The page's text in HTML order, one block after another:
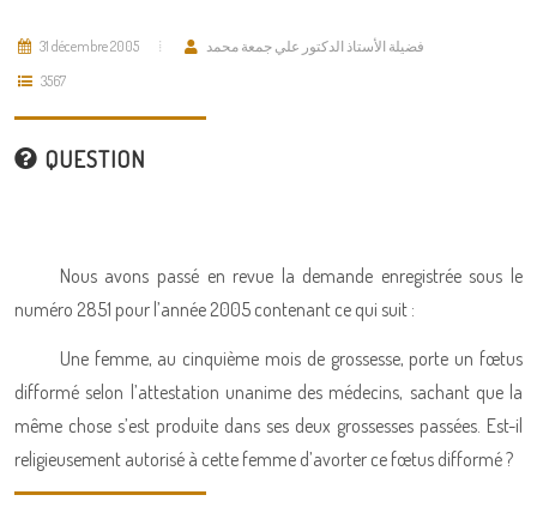
31 décembre 2005
فضيلة الأستاذ الدكتور علي جمعة محمد
3567
QUESTION
Nous avons passé en revue la demande enregistrée sous le
numéro 2851 pour l’année 2005 contenant ce qui suit :
Une femme, au cinquième mois de grossesse, porte un fœtus
difformé selon l’attestation unanime des médecins, sachant que la
même chose s’est produite dans ses deux grossesses passées. Est-il
religieusement autorisé à cette femme d’avorter ce fœtus difformé ?